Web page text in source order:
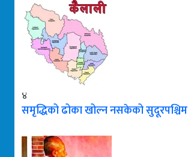
४
समृद्धिको ढोका खोल्न नसकेको सुदूरपश्चिम